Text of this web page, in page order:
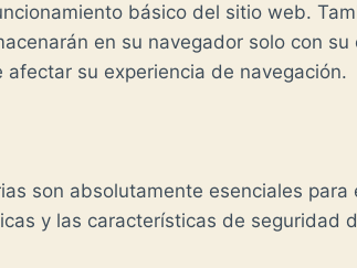
básico del sitio web.
en su navegador solo con
afectar su experiencia de navegación.
son absolutamente esenciales
y las características de seguridad